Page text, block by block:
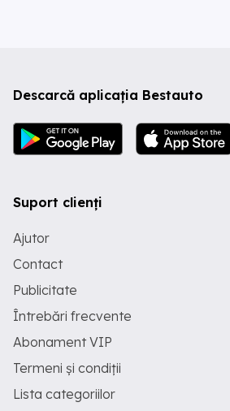
Descarcă aplicația Bestauto
Suport clienți
Ajutor
Contact
Publicitate
Întrebări frecvente
Abonament VIP
Termeni și condiții
Lista categoriilor